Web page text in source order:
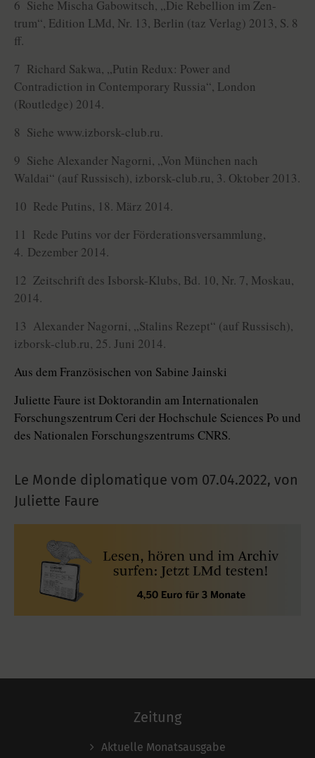
6 Siehe Mischa Gabowitsch, „Die Rebellion im Zen­
trum“, Edition LMd, Nr. 13, Berlin (taz Verlag) 2013, S. 8
ff.
7 Richard Sakwa, „Putin Redux: Power and
Contradiction in Contemporary Russia“, London
(Routledge) 2014.
8 Siehe www.izborsk-club.ru.
9 Siehe Alexander Nagorni, „Von München nach
Waldai“ (auf Russisch), izborsk-club.ru, 3. Oktober 2013.
10 Rede Putins, 18. März 2014.
11 Rede Putins vor der Förderationsversammlung,
4. Dezember 2014.
12 Zeitschrift des Isborsk-Klubs, Bd. 10, Nr. 7, Moskau,
2014.
13 Alexander Nagorni, „Stalins Rezept“ (auf Russisch),
izborsk-club.ru, 25. Juni 2014.
Aus dem Französischen von Sabine Jainski
Juliette Faure ist Doktorandin am Internationalen
Forschungszentrum Ceri der Hochschule Sciences Po und
des Nationalen Forschungszentrums CNRS.
Le Monde diplomatique vom 07.04.2022, von
Juliette Faure
Zeitung
Aktuelle Monatsausgabe